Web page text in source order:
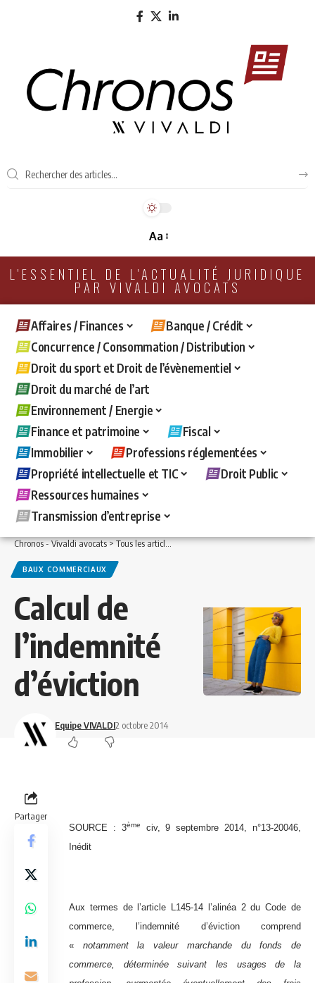
Aa
L'ESSENTIEL DE L'ACTUALITÉ JURIDIQUE
PAR VIVALDI AVOCATS
Affaires / Finances
Banque / Crédit
Concurrence / Consommation / Distribution
Droit du sport et Droit de l’évènementiel
Droit du marché de l’art
Environnement / Energie
Finance et patrimoine
Fiscal
Immobilier
Professions réglementées
Propriété intellectuelle et TIC
Droit Public
Ressources humaines
Transmission d’entreprise
Chronos - Vivaldi avocats>Tous les articles >Immobilier>Baux commerciaux>
BAUX COMMERCIAUX
Calcul de
l’indemnité
d’éviction
Equipe VIVALDI2 octobre 2014
Partager
SOURCE : 3ème
civ, 9 septembre 2014, n°13-20046,
Inédit
Aux termes de l’article L145-14 l’alinéa 2 du Code de
commerce, l’indemnité d’éviction comprend
« notamment la valeur marchande du fonds de
commerce, déterminée suivant les usages de la